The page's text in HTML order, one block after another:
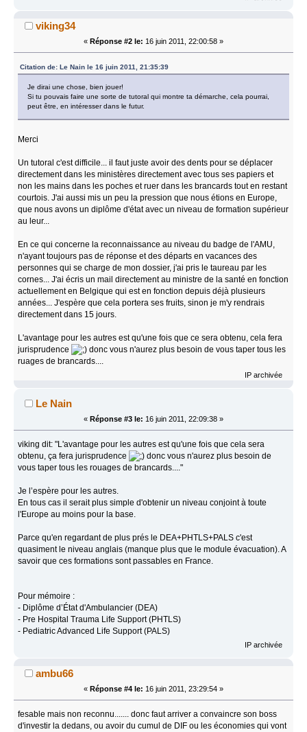
viking34
« Réponse #2 le: 16 juin 2011, 22:00:58 »
Citation de: Le Nain le 16 juin 2011, 21:35:39
Je dirai une chose, bien jouer!
Si tu pouvais faire une sorte de tutoral qui montre ta démarche, cela pourrai,
peut être, en intéresser dans le futur.
Merci
Un tutoral c'est difficile... il faut juste avoir des dents pour se déplacer
directement dans les ministères directement avec tous ses papiers et
non les mains dans les poches et ruer dans les brancards tout en restant
courtois. J'ai aussi mis un peu la pression que nous étions en Europe,
que nous avons un diplôme d'état avec un niveau de formation supérieur
au leur...
En ce qui concerne la reconnaissance au niveau du badge de l'AMU,
n'ayant toujours pas de réponse et des départs en vacances des
personnes qui se charge de mon dossier, j'ai pris le taureau par les
cornes... J'ai écris un mail directement au ministre de la santé en fonction
actuellement en Belgique qui est en fonction depuis déjà plusieurs
années... J'espère que cela portera ses fruits, sinon je m'y rendrais
directement dans 15 jours.
L'avantage pour les autres est qu'une fois que ce sera obtenu, cela fera
jurisprudence
donc vous n'aurez plus besoin de vous taper tous les
ruages de brancards....
IP archivée
Le Nain
« Réponse #3 le: 16 juin 2011, 22:09:38 »
viking dit: "L'avantage pour les autres est qu'une fois que cela sera
obtenu, ça fera jurisprudence
donc vous n'aurez plus besoin de
vous taper tous les rouages de brancards...."
Je l’espère pour les autres.
En tous cas il serait plus simple d'obtenir un niveau conjoint à toute
l'Europe au moins pour la base.
Parce qu'en regardant de plus prés le DEA+PHTLS+PALS c'est
quasiment le niveau anglais (manque plus que le module évacuation). A
savoir que ces formations sont passables en France.
Pour mémoire :
- Diplôme d’État d'Ambulancier (DEA)
- Pre Hospital Trauma Life Support (PHTLS)
- Pediatric Advanced Life Support (PALS)
IP archivée
ambu66
« Réponse #4 le: 16 juin 2011, 23:29:54 »
fesable mais non reconnu....... donc faut arriver a convaincre son boss
d'investir la dedans, ou avoir du cumul de DIF ou les économies qui vont